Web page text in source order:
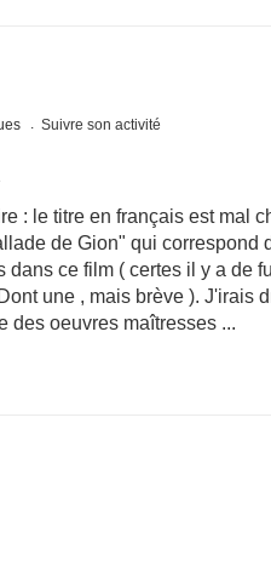
Suivre son activité
: le titre en français est mal
de Gion" qui correspond
ce film ( certes il y a de
une , mais brève ). J'irais
des oeuvres maîtresses ...